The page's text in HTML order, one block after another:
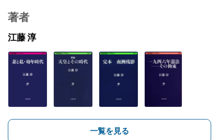
著者
江藤 淳
一覧を見る